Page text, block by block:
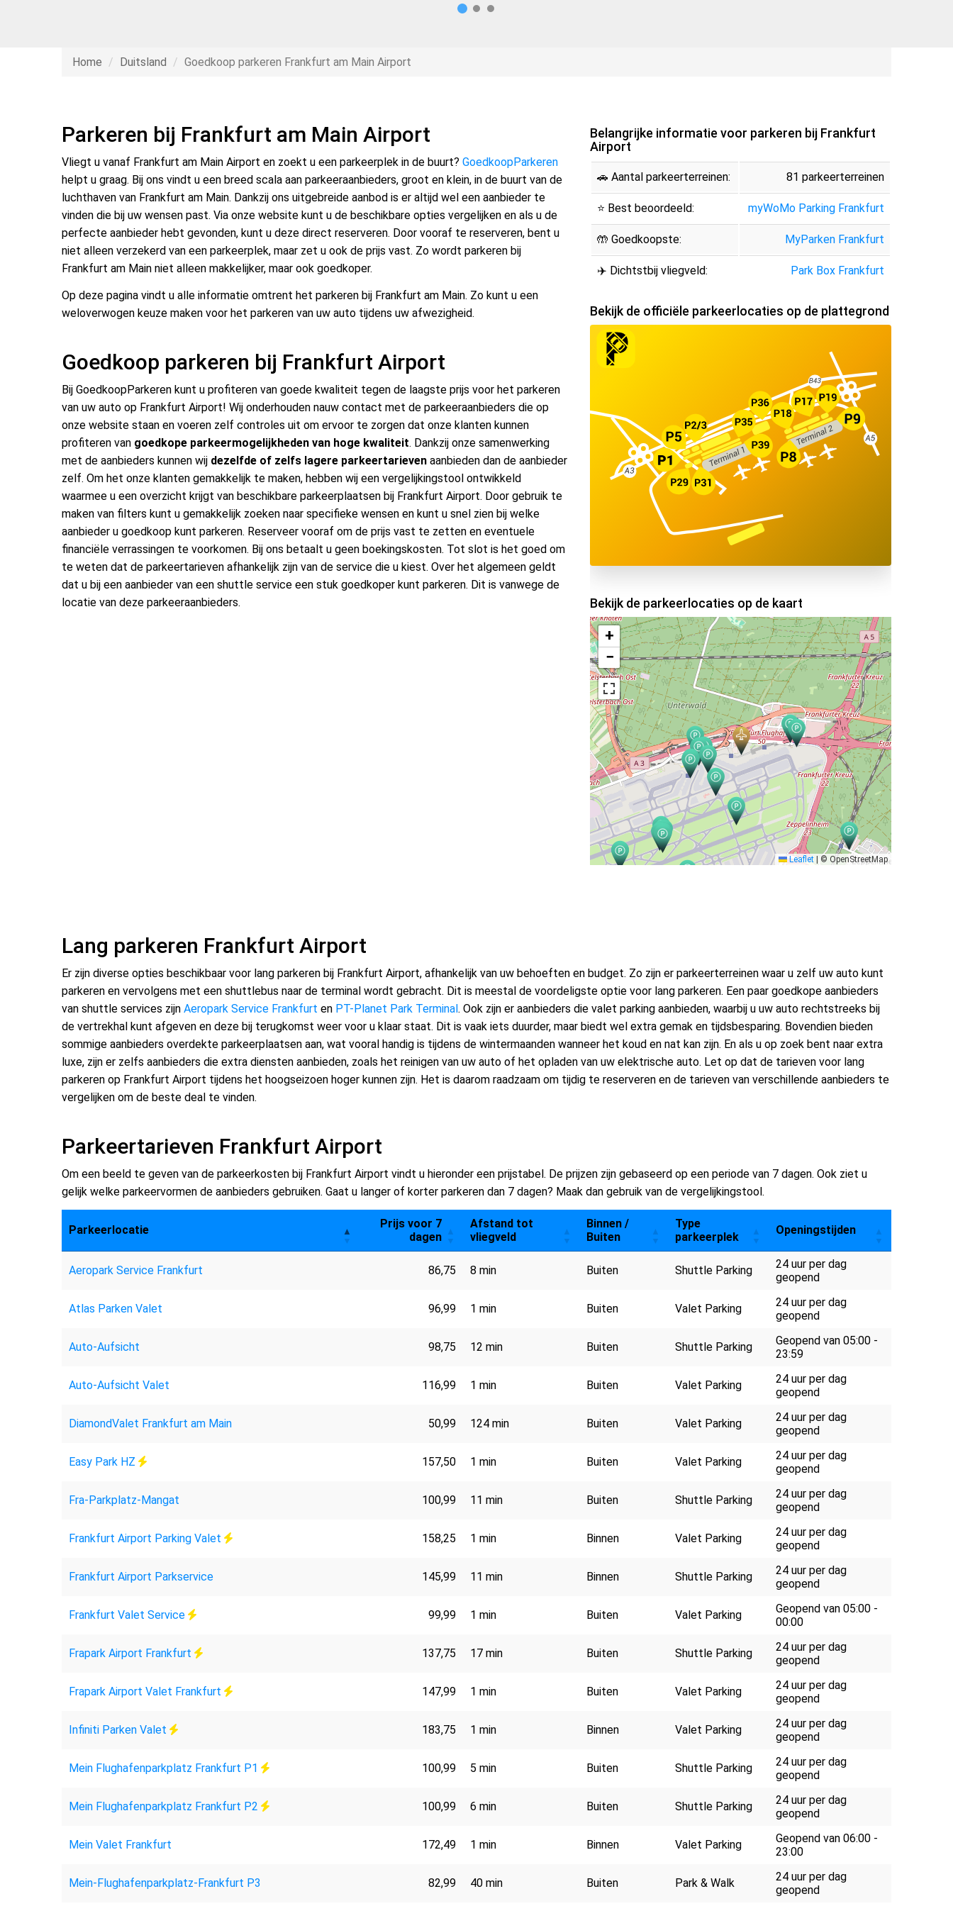
Home Duitsland Goedkoop parkeren Frankfurt am Main Airport
Belangrijke informatie voor parkeren bij Frankfurt
Airport
🚗 Aantal parkeerterreinen: 81 parkeerterreinen
⭐ Best beoordeeld: myWoMo Parking Frankfurt
🤲 Goedkoopste: MyParken Frankfurt
✈️ Dichtstbij vliegveld: Park Box Frankfurt
Bekijk de officiële parkeerlocaties op de plattegrond
Bekijk de parkeerlocaties op de kaart
+
−
Leaflet | © OpenStreetMap
Parkeren bij Frankfurt am Main Airport
Vliegt u vanaf Frankfurt am Main Airport en zoekt u een parkeerplek in de buurt? GoedkoopParkeren
helpt u graag. Bij ons vindt u een breed scala aan parkeeraanbieders, groot en klein, in de buurt van de
luchthaven van Frankfurt am Main. Dankzij ons uitgebreide aanbod is er altijd wel een aanbieder te
vinden die bij uw wensen past. Via onze website kunt u de beschikbare opties vergelijken en als u de
perfecte aanbieder hebt gevonden, kunt u deze direct reserveren. Door vooraf te reserveren, bent u
niet alleen verzekerd van een parkeerplek, maar zet u ook de prijs vast. Zo wordt parkeren bij
Frankfurt am Main niet alleen makkelijker, maar ook goedkoper.
Op deze pagina vindt u alle informatie omtrent het parkeren bij Frankfurt am Main. Zo kunt u een
weloverwogen keuze maken voor het parkeren van uw auto tijdens uw afwezigheid.
Goedkoop parkeren bij Frankfurt Airport
Bij GoedkoopParkeren kunt u profiteren van goede kwaliteit tegen de laagste prijs voor het parkeren
van uw auto op Frankfurt Airport! Wij onderhouden nauw contact met de parkeeraanbieders die op
onze website staan en voeren zelf controles uit om ervoor te zorgen dat onze klanten kunnen
profiteren van goedkope parkeermogelijkheden van hoge kwaliteit. Dankzij onze samenwerking
met de aanbieders kunnen wij dezelfde of zelfs lagere parkeertarieven aanbieden dan de aanbieder
zelf. Om het onze klanten gemakkelijk te maken, hebben wij een vergelijkingstool ontwikkeld
waarmee u een overzicht krijgt van beschikbare parkeerplaatsen bij Frankfurt Airport. Door gebruik te
maken van filters kunt u gemakkelijk zoeken naar specifieke wensen en kunt u snel zien bij welke
aanbieder u goedkoop kunt parkeren. Reserveer vooraf om de prijs vast te zetten en eventuele
financiële verrassingen te voorkomen. Bij ons betaalt u geen boekingskosten. Tot slot is het goed om
te weten dat de parkeertarieven afhankelijk zijn van de service die u kiest. Over het algemeen geldt
dat u bij een aanbieder van een shuttle service een stuk goedkoper kunt parkeren. Dit is vanwege de
locatie van deze parkeeraanbieders.
Lang parkeren Frankfurt Airport
Er zijn diverse opties beschikbaar voor lang parkeren bij Frankfurt Airport, afhankelijk van uw behoeften en budget. Zo zijn er parkeerterreinen waar u zelf uw auto kunt
parkeren en vervolgens met een shuttlebus naar de terminal wordt gebracht. Dit is meestal de voordeligste optie voor lang parkeren. Een paar goedkope aanbieders
van shuttle services zijn Aeropark Service Frankfurt en PT-Planet Park Terminal. Ook zijn er aanbieders die valet parking aanbieden, waarbij u uw auto rechtstreeks bij
de vertrekhal kunt afgeven en deze bij terugkomst weer voor u klaar staat. Dit is vaak iets duurder, maar biedt wel extra gemak en tijdsbesparing. Bovendien bieden
sommige aanbieders overdekte parkeerplaatsen aan, wat vooral handig is tijdens de wintermaanden wanneer het koud en nat kan zijn. En als u op zoek bent naar extra
luxe, zijn er zelfs aanbieders die extra diensten aanbieden, zoals het reinigen van uw auto of het opladen van uw elektrische auto. Let op dat de tarieven voor lang
parkeren op Frankfurt Airport tijdens het hoogseizoen hoger kunnen zijn. Het is daarom raadzaam om tijdig te reserveren en de tarieven van verschillende aanbieders te
vergelijken om de beste deal te vinden.
Parkeertarieven Frankfurt Airport
Om een beeld te geven van de parkeerkosten bij Frankfurt Airport vindt u hieronder een prijstabel. De prijzen zijn gebaseerd op een periode van 7 dagen. Ook ziet u
gelijk welke parkeervormen de aanbieders gebruiken. Gaat u langer of korter parkeren dan 7 dagen? Maak dan gebruik van de vergelijkingstool.
Parkeerlocatie
Prijs voor 7
dagen
Afstand tot
vliegveld
Binnen /
Buiten
Type
parkeerplek
Openingstijden
Aeropark Service Frankfurt 86,75 8 min Buiten Shuttle Parking
24 uur per dag
geopend
Atlas Parken Valet 96,99 1 min Buiten Valet Parking
24 uur per dag
geopend
Auto-Aufsicht 98,75 12 min Buiten Shuttle Parking
Geopend van 05:00 -
23:59
Auto-Aufsicht Valet 116,99 1 min Buiten Valet Parking
24 uur per dag
geopend
DiamondValet Frankfurt am Main 50,99 124 min Buiten Valet Parking
24 uur per dag
geopend
Easy Park HZ 157,50 1 min Buiten Valet Parking
24 uur per dag
geopend
Fra-Parkplatz-Mangat 100,99 11 min Buiten Shuttle Parking
24 uur per dag
geopend
Frankfurt Airport Parking Valet 158,25 1 min Binnen Valet Parking
24 uur per dag
geopend
Frankfurt Airport Parkservice 145,99 11 min Binnen Shuttle Parking
24 uur per dag
geopend
Frankfurt Valet Service 99,99 1 min Buiten Valet Parking
Geopend van 05:00 -
00:00
Frapark Airport Frankfurt 137,75 17 min Buiten Shuttle Parking
24 uur per dag
geopend
Frapark Airport Valet Frankfurt 147,99 1 min Buiten Valet Parking
24 uur per dag
geopend
Infiniti Parken Valet 183,75 1 min Binnen Valet Parking
24 uur per dag
geopend
Mein Flughafenparkplatz Frankfurt P1 100,99 5 min Buiten Shuttle Parking
24 uur per dag
geopend
Mein Flughafenparkplatz Frankfurt P2 100,99 6 min Buiten Shuttle Parking
24 uur per dag
geopend
Mein Valet Frankfurt 172,49 1 min Binnen Valet Parking
Geopend van 06:00 -
23:00
Mein-Flughafenparkplatz-Frankfurt P3 82,99 40 min Buiten Park & Walk
24 uur per dag
geopend